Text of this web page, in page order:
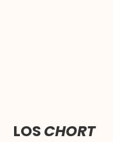
LOS CHORT